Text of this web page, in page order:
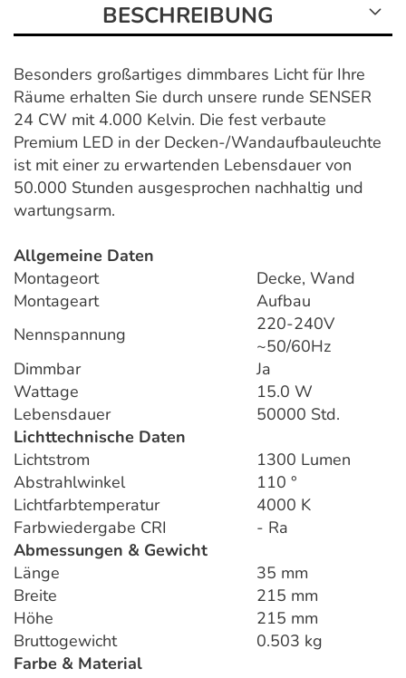
BESCHREIBUNG
Besonders großartiges dimmbares Licht für Ihre
Räume erhalten Sie durch unsere runde SENSER
24 CW mit 4.000 Kelvin. Die fest verbaute
Premium LED in der Decken-/Wandaufbauleuchte
ist mit einer zu erwartenden Lebensdauer von
50.000 Stunden ausgesprochen nachhaltig und
wartungsarm.
Allgemeine Daten
Montageort
Decke, Wand
Montageart
Aufbau
Nennspannung
220-240V
~50/60Hz
Dimmbar
Ja
Wattage
15.0 W
Lebensdauer
50000 Std.
Lichttechnische Daten
Lichtstrom
1300 Lumen
Abstrahlwinkel
110 °
Lichtfarbtemperatur
4000 K
Farbwiedergabe CRI
- Ra
Abmessungen & Gewicht
Länge
35 mm
Breite
215 mm
Höhe
215 mm
Bruttogewicht
0.503 kg
Farbe & Material